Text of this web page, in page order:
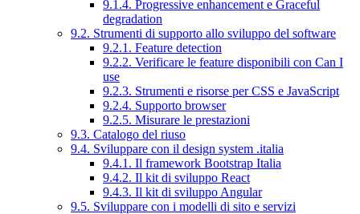
9.1.4. Progressive enhancement e Graceful
degradation
9.2. Strumenti di supporto allo sviluppo del software
9.2.1. Feature detection
9.2.2. Verificare le feature disponibili con Can I
use
9.2.3. Strumenti e risorse per CSS e JavaScript
9.2.4. Supporto browser
9.2.5. Misurare le prestazioni
9.3. Catalogo del riuso
9.4. Sviluppare con il design system .italia
9.4.1. Il framework Bootstrap Italia
9.4.2. Il kit di sviluppo React
9.4.3. Il kit di sviluppo Angular
9.5. Sviluppare con i modelli di sito e servizi